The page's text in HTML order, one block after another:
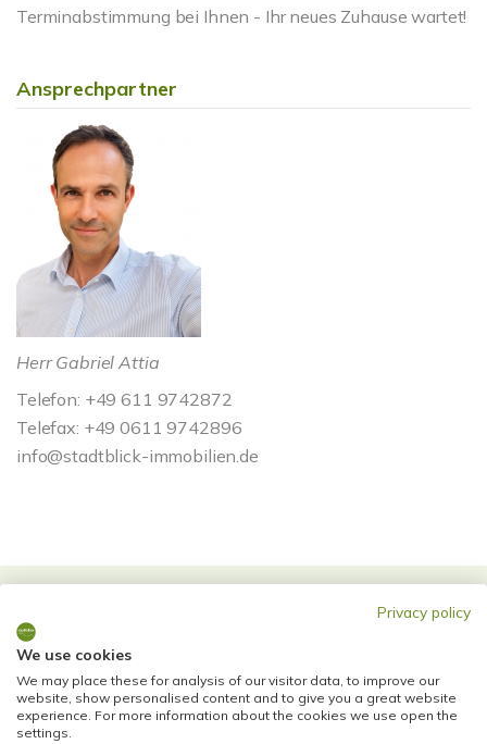
Terminabstimmung bei Ihnen - Ihr neues Zuhause wartet!
Ansprechpartner
Herr Gabriel Attia
Telefon: +49 611 9742872
Telefax: +49 0611 9742896
info@stadtblick-immobilien.de
Energieausweis (Verbrauchsausweis)
Privacy policy
We use cookies
We may place these for analysis of our visitor data, to improve our
website, show personalised content and to give you a great website
experience. For more information about the cookies we use open the
settings.